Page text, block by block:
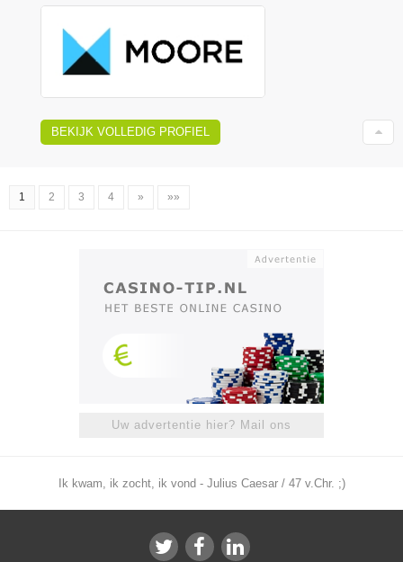
BEKIJK VOLLEDIG PROFIEL
1 2 3 4 » »»
Uw advertentie hier? Mail ons
Ik kwam, ik zocht, ik vond - Julius Caesar / 47 v.Chr. ;)